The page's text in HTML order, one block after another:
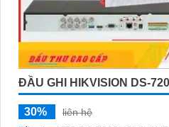
ĐẦU GHI HIKVISION DS-
30%
liên hệ